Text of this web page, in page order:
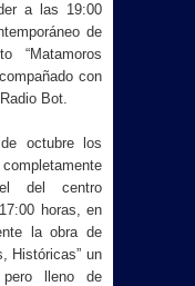
a las 19:00
de
“Matamoros
con
Bot.
octubre los
del centro
horas, en
la obra de
Históricas” un
pero lleno de